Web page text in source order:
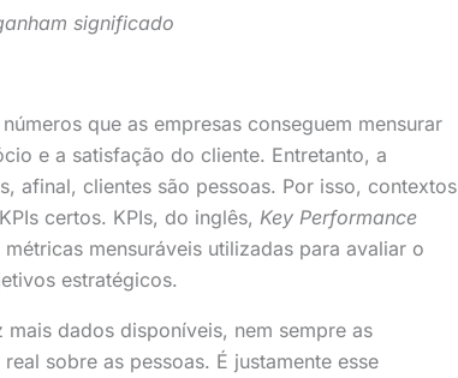
significado
que as empresas conseguem mensurar
e a satisfação do cliente. Entretanto, a
afinal, clientes são pessoas. Por isso, contextos
certos. KPIs, do inglês, Key Performance
mensuráveis utilizadas para avaliar o
estratégicos.
dados disponíveis, nem sempre as
sobre as pessoas. É justamente esse